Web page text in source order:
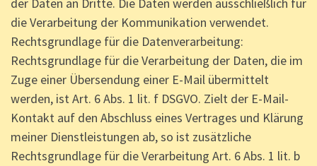
die Verarbeitung der Kommunikation verwendet.
Rechtsgrundlage für die Datenverarbeitung:
Rechtsgrundlage für die Verarbeitung der Daten, die im
Zuge einer Übersendung einer E-Mail übermittelt
werden, ist Art. 6 Abs. 1 lit. f DSGVO. Zielt der E-Mail-
Kontakt auf den Abschluss eines Vertrages und Klärung
meiner Dienstleistungen ab, so ist zusätzliche
Rechtsgrundlage für die Verarbeitung Art. 6 Abs. 1 lit. b